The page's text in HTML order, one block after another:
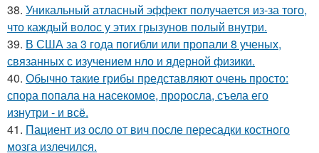
38. Уникальный атласный эффект получается из-за того,
что каждый волос у этих грызунов полый внутри.
39. В США за 3 года погибли или пропали 8 ученых,
связанных с изучением нло и ядерной физики.
40. Обычно такие грибы представляют очень просто:
спора попала на насекомое, проросла, съела его
изнутри - и всё.
41. Пациент из осло от вич после пересадки костного
мозга излечился.